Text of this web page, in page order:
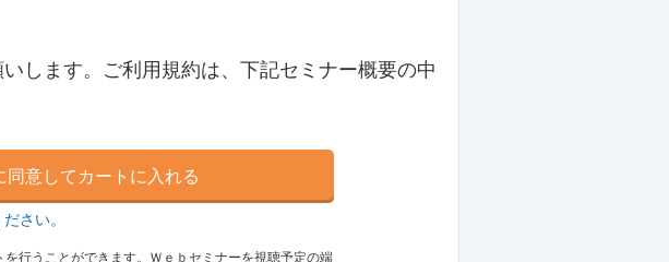
します。ご利用規約は、下記セミナー概要の中
同意してカートに入れる
さい。
行うことができます。Ｗｅｂセミナーを視聴予定の端